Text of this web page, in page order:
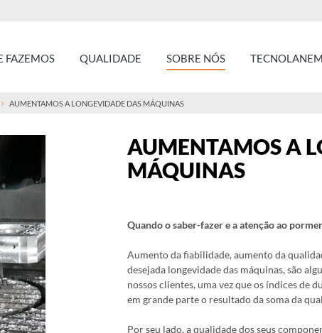
FAZEMOS QUALIDADE SOBRE NÓS
AUMENTAMOS A LONGEVIDADE DAS MÁQUINAS
AUMENTAMOS A
MÁQUINAS
Quando o saber-fazer e a atenção ao
Aumento da fiabilidade, aumento da
desejada longevidade das máquinas, são
nossos clientes, uma vez que os índices de
em grande parte o resultado da soma da
Por seu lado, a qualidade dos seus